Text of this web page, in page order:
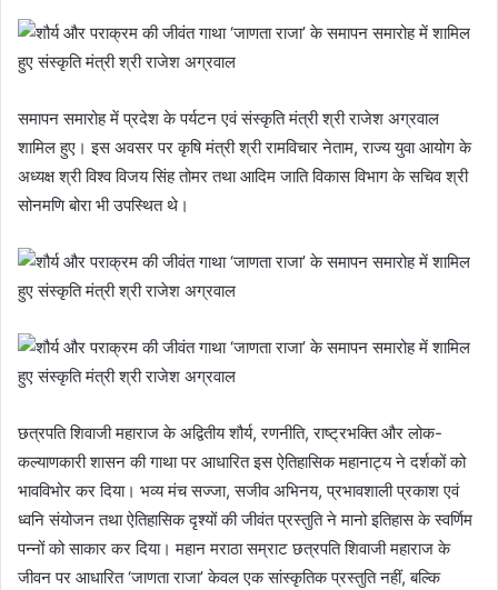
समापन समारोह में प्रदेश के पर्यटन एवं संस्कृति मंत्री श्री राजेश अग्रवाल
शामिल हुए। इस अवसर पर कृषि मंत्री श्री रामविचार नेताम, राज्य युवा आयोग के
अध्यक्ष श्री विश्व विजय सिंह तोमर तथा आदिम जाति विकास विभाग के सचिव श्री
सोनमणि बोरा भी उपस्थित थे।
छत्रपति शिवाजी महाराज के अद्वितीय शौर्य, रणनीति, राष्ट्रभक्ति और लोक-
कल्याणकारी शासन की गाथा पर आधारित इस ऐतिहासिक महानाट्य ने दर्शकों को
भावविभोर कर दिया। भव्य मंच सज्जा, सजीव अभिनय, प्रभावशाली प्रकाश एवं
ध्वनि संयोजन तथा ऐतिहासिक दृश्यों की जीवंत प्रस्तुति ने मानो इतिहास के स्वर्णिम
पन्नों को साकार कर दिया। महान मराठा सम्राट छत्रपति शिवाजी महाराज के
जीवन पर आधारित ‘जाणता राजा’ केवल एक सांस्कृतिक प्रस्तुति नहीं, बल्कि